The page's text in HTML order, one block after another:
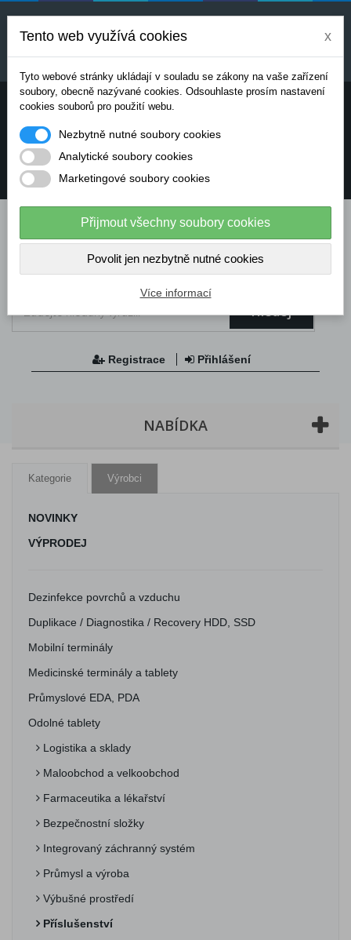
Uvedené ceny jsou orientační a mohou se měnit v
závislosti na aktuálních cenách výrobců a
dodavatelů. Pro přesnou cenovou nabídku prosím
Potřebujete poradit? Chcete objednávat telefonicky:
info@dataflex-security.com
Hledej
Registrace Přihlášení
NABÍDKA
Kategorie Výrobci
NOVINKY
VÝPRODEJ
Dezinfekce povrchů a vzduchu
Duplikace / Diagnostika / Recovery HDD, SSD
Mobilní terminály
Medicinské terminály a tablety
Průmyslové EDA, PDA
Odolné tablety
Logistika a sklady
Maloobchod a velkoobchod
Farmaceutika a lékařství
Bezpečnostní složky
Integrovaný záchranný systém
Průmysl a výroba
Výbušné prostředí
Příslušenství
Tento web využívá cookies x
Tyto webové stránky ukládají v souladu se zákony na vaše zařízení
soubory, obecně nazývané cookies. Odsouhlaste prosím nastavení
cookies souborů pro použití webu.
Nezbytně nutné soubory cookies
Analytické soubory cookies
Marketingové soubory cookies
Přijmout všechny soubory cookies
Povolit jen nezbytně nutné cookies
Více informací